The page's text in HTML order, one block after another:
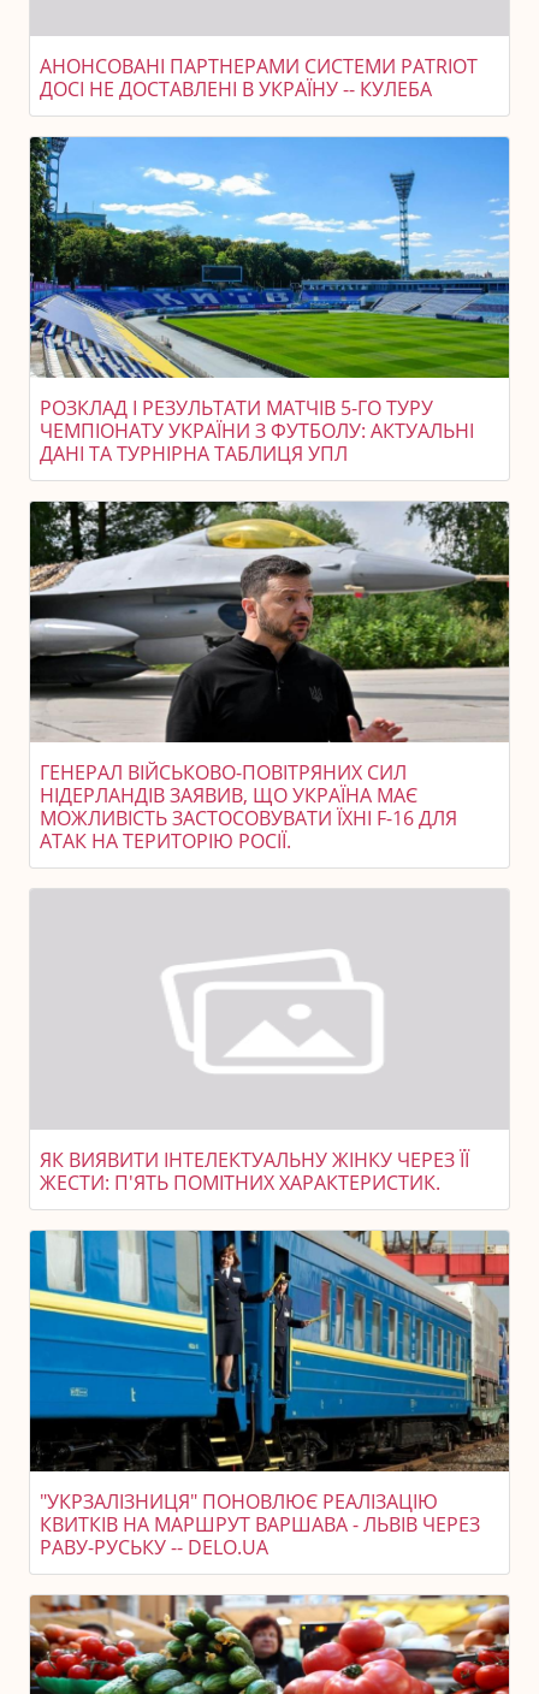
АНОНСОВАНІ ПАРТНЕРАМИ СИСТЕМИ PATRIOT
ДОСІ НЕ ДОСТАВЛЕНІ В УКРАЇНУ -- КУЛЕБА
РОЗКЛАД І РЕЗУЛЬТАТИ МАТЧІВ 5-ГО ТУРУ
ЧЕМПІОНАТУ УКРАЇНИ З ФУТБОЛУ: АКТУАЛЬНІ
ДАНІ ТА ТУРНІРНА ТАБЛИЦЯ УПЛ
ГЕНЕРАЛ ВІЙСЬКОВО-ПОВІТРЯНИХ СИЛ
НІДЕРЛАНДІВ ЗАЯВИВ, ЩО УКРАЇНА МАЄ
МОЖЛИВІСТЬ ЗАСТОСОВУВАТИ ЇХНІ F-16 ДЛЯ
АТАК НА ТЕРИТОРІЮ РОСІЇ.
ЯК ВИЯВИТИ ІНТЕЛЕКТУАЛЬНУ ЖІНКУ ЧЕРЕЗ ЇЇ
ЖЕСТИ: П'ЯТЬ ПОМІТНИХ ХАРАКТЕРИСТИК.
"УКРЗАЛІЗНИЦЯ" ПОНОВЛЮЄ РЕАЛІЗАЦІЮ
КВИТКІВ НА МАРШРУТ ВАРШАВА - ЛЬВІВ ЧЕРЕЗ
РАВУ-РУСЬКУ -- DELO.UA